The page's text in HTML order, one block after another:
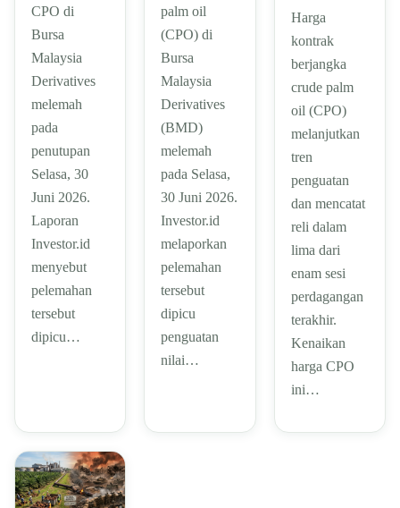
CPO di
Bursa
Malaysia
Derivatives
melemah
pada
penutupan
Selasa, 30
Juni 2026.
Laporan
Investor.id
menyebut
pelemahan
tersebut
dipicu…
palm oil
(CPO) di
Bursa
Malaysia
Derivatives
(BMD)
melemah
pada Selasa,
30 Juni 2026.
Investor.id
melaporkan
pelemahan
tersebut
dipicu
penguatan
nilai…
Harga
kontrak
berjangka
crude palm
oil (CPO)
melanjutkan
tren
penguatan
dan mencatat
reli dalam
lima dari
enam sesi
perdagangan
terakhir.
Kenaikan
harga CPO
ini…